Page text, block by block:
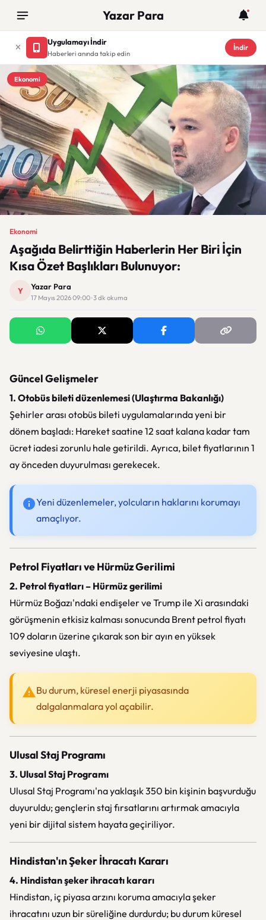
Yazar Para
Uygulamayı İndir
Haberleri anında takip edin
İndir
Ekonomi
Ekonomi
Aşağıda Belirttiğin Haberlerin Her Biri İçin
Kısa Özet Başlıkları Bulunuyor:
Y Yazar Para
17 Mayıs 2026 09:00 · 3 dk okuma
Güncel Gelişmeler
1. Otobüs bileti düzenlemesi (Ulaştırma Bakanlığı)
Şehirler arası otobüs bileti uygulamalarında yeni bir
dönem başladı: Hareket saatine 12 saat kalana kadar tam
ücret iadesi zorunlu hale getirildi. Ayrıca, bilet fiyatlarının 1
ay önceden duyurulması gerekecek.
Yeni düzenlemeler, yolcuların haklarını korumayı
amaçlıyor.
Petrol Fiyatları ve Hürmüz Gerilimi
2. Petrol fiyatları – Hürmüz gerilimi
Hürmüz Boğazı'ndaki endişeler ve Trump ile Xi arasındaki
görüşmenin etkisiz kalması sonucunda Brent petrol fiyatı
109 doların üzerine çıkarak son bir ayın en yüksek
seviyesine ulaştı.
Bu durum, küresel enerji piyasasında
dalgalanmalara yol açabilir.
Ulusal Staj Programı
3. Ulusal Staj Programı
Ulusal Staj Programı'na yaklaşık 350 bin kişinin başvurduğu
duyuruldu; gençlerin staj fırsatlarını artırmak amacıyla
yeni bir dijital sistem hayata geçiriliyor.
Hindistan'ın Şeker İhracatı Kararı
4. Hindistan şeker ihracatı kararı
Hindistan, iç piyasa arzını koruma amacıyla şeker
ihracatını uzun bir süreliğine durdurdu; bu durum küresel